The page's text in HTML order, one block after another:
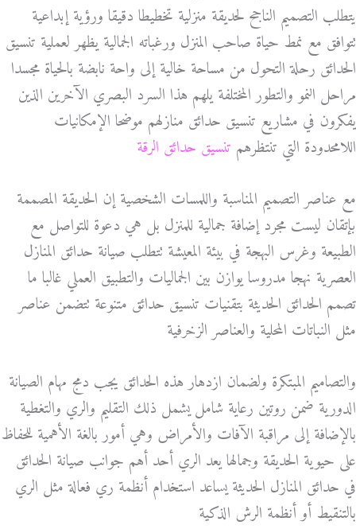
يتطلب التصميم الناجح لحديقة منزلية تخطيطا دقيقا ورؤية إبداعية
تتوافق مع نمط حياة صاحب المنزل ورغباته الجمالية يظهر لعملية تنسيق
الحدائق رحلة التحول من مساحة خالية إلى واحة نابضة بالحياة مجسدا
مراحل النمو والتطور المختلفة يلهم هذا السرد البصري الآخرين الذين
يفكرون في مشاريع تنسيق حدائق منازلهم موضحا الإمكانيات
اللامحدودة التي تنتظرهم تنسيق حدائق الرقة
مع عناصر التصميم المناسبة واللمسات الشخصية إن الحديقة المصممة
بإتقان ليست مجرد إضافة جمالية للمنزل بل هي دعوة للتواصل مع
الطبيعة وغرس البهجة في بيئة المعيشة تتطلب صيانة حدائق المنازل
العصرية نهجا مدروسا يوازن بين الجماليات والتطبيق العملي غالبا ما
تصمم الحدائق الحديثة بتقنيات تنسيق حدائق متنوعة تتضمن عناصر
مثل النباتات المحلية والعناصر الزخرفية
والتصاميم المبتكرة ولضمان ازدهار هذه الحدائق يجب دمج مهام الصيانة
الدورية ضمن روتين رعاية شامل يشمل ذلك التقليم والري والتغطية
بالإضافة إلى مراقبة الآفات والأمراض وهي أمور بالغة الأهمية للحفاظ
على حيوية الحديقة وجمالها يعد الري أحد أهم جوانب صيانة الحدائق
في حدائق المنازل الحديثة يساعد استخدام أنظمة ري فعالة مثل الري
بالتنقيط أو أنظمة الرش الذكية